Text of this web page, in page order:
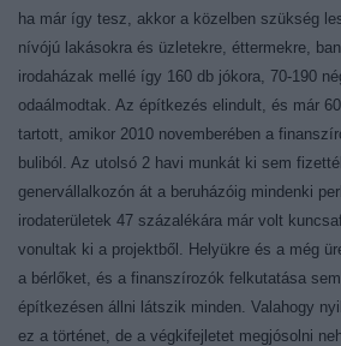
ha már így tesz, akkor a közelben szükség
nívójú lakásokra és üzletekre, éttermekre,
irodaházak mellé így 160 db jókora, 70-190
odaálmodtak. Az építkezés elindult, és már
tartott, amikor 2010 novemberében a
buliból. Az utolsó 2 havi munkát ki sem
genervállalkozón át a beruházóig mindenki
irodaterületek 47 százalékára már volt
vonultak ki a projektből. Helyükre és a még
a bérlőket, és a finanszírozók felkutatása
építkezésen állni látszik minden. Valahogy
ez a történet, de a végkifejletet megjósolni